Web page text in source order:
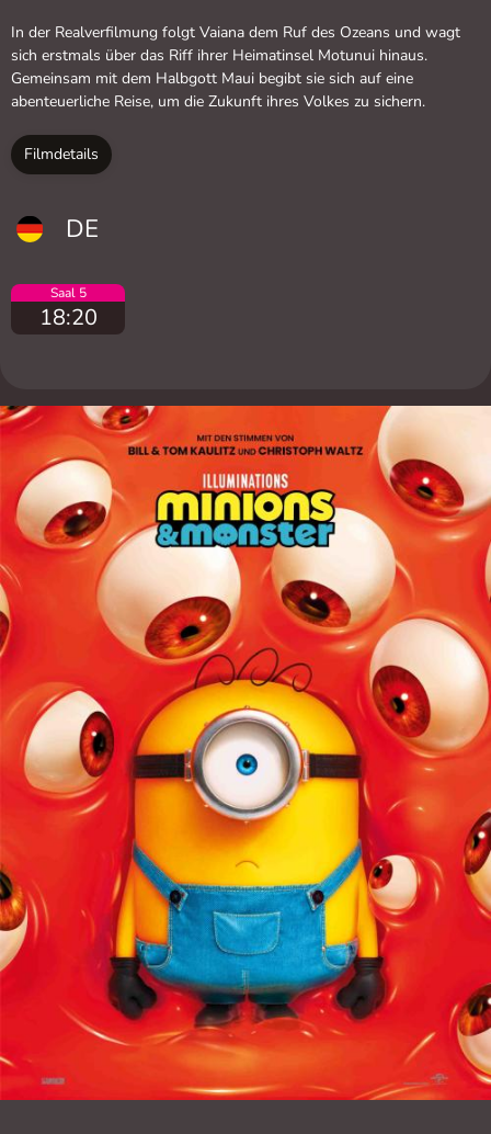
In der Realverfilmung folgt Vaiana dem Ruf des Ozeans und wagt
sich erstmals über das Riff ihrer Heimatinsel Motunui hinaus.
Gemeinsam mit dem Halbgott Maui begibt sie sich auf eine
abenteuerliche Reise, um die Zukunft ihres Volkes zu sichern.
Filmdetails
DE
Saal 5
18:20